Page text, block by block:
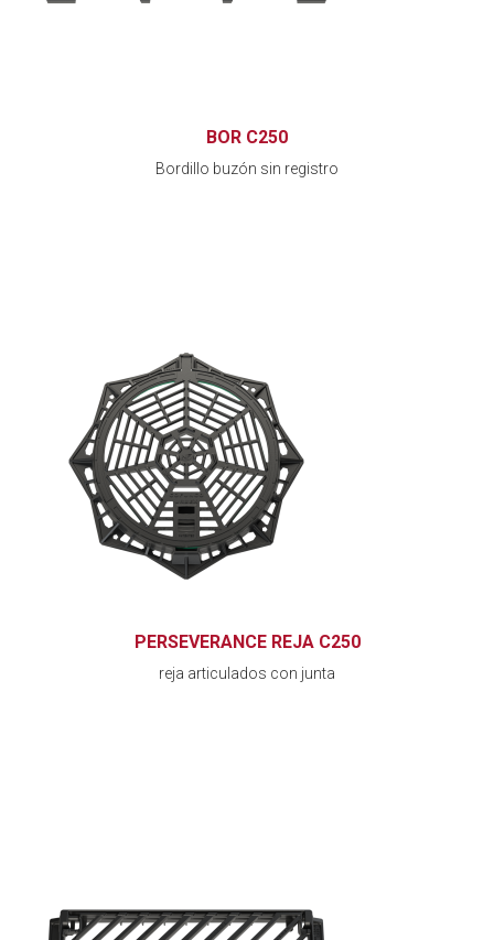
BOR C250
Bordillo buzón sin registro
PERSEVERANCE REJA C250
reja articulados con junta